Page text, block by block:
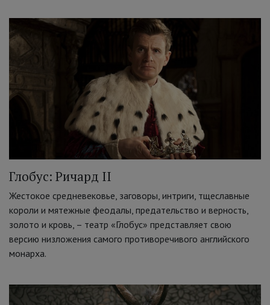
Глобус: Ричард II
Жестокое средневековье, заговоры, интриги, тщеславные
короли и мятежные феодалы, предательство и верность,
золото и кровь, – театр «Глобус» представляет свою
версию низложения самого противоречивого английского
монарха.